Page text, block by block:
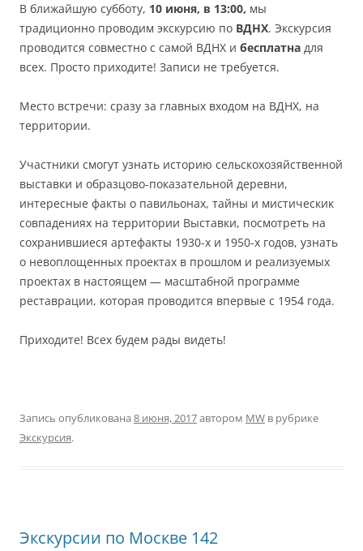
В ближайшую субботу, 10 июня, в 13:00, мы
традиционно проводим экскурсию по ВДНХ. Экскурсия
проводится совместно с самой ВДНХ и бесплатна для
всех. Просто приходите! Записи не требуется.
Место встречи: сразу за главных входом на ВДНХ, на
территории.
Участники смогут узнать историю сельскохозяйственной
выставки и образцово-показательной деревни,
интересные факты о павильонах, тайны и мистическик
совпадениях на территории Выставки, посмотреть на
сохранившиеся артефакты 1930-х и 1950-х годов, узнать
о невоплощенных проектах в прошлом и реализуемых
проектах в настоящем — масштабной программе
реставрации, которая проводится впервые с 1954 года.
Приходите! Всех будем рады видеть!
Запись опубликована 8 июня, 2017автором MW в рубрике
Экскурсия.
Экскурсии по Москве 142